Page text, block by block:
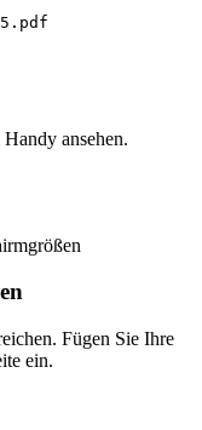
ansehen.
Fügen Sie Ihre
ein.